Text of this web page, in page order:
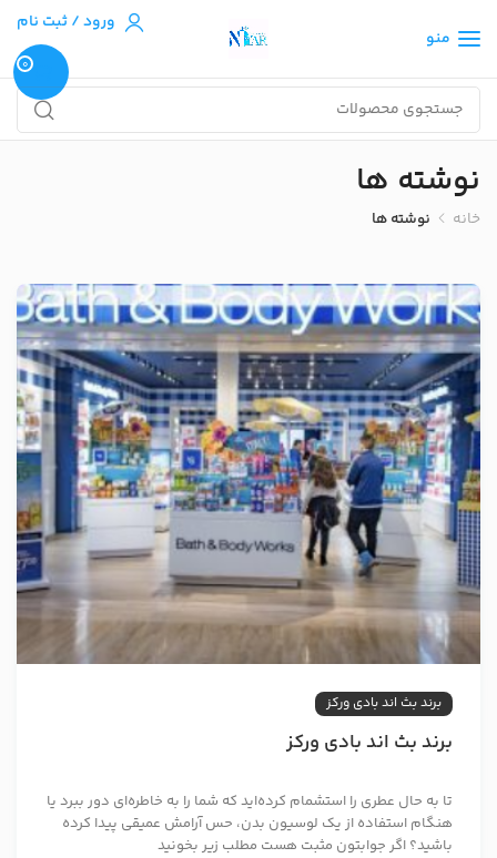
منو
ورود / ثبت نام
0
نوشته ها
خانه نوشته ها
برند بث اند بادی ورکز
برند بث اند بادی ورکز
تا به حال عطری را استشمام کرده‌اید که شما را به خاطره‌ای دور ببرد یا
هنگام استفاده از یک لوسیون بدن، حس آرامش عمیقی پیدا کرده
باشید؟ اگر جوابتون مثبت هست مطلب زیر بخونید